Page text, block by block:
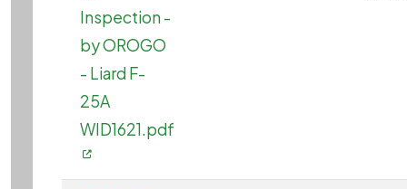
Inspection -
by OROGO
- Liard F-
25A
WID1621.pdf